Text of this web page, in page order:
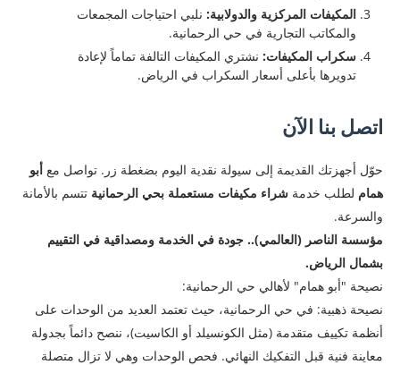
المكيفات المركزية والدولابية:نلبي احتياجات المجمعات
والمكاتب التجارية في حي الرحمانية.
سكراب المكيفات:نشتري المكيفات التالفة تماماً لإعادة
تدويرها بأعلى أسعار السكراب في الرياض.
​اتصل بنا الآن
​حوّل أجهزتك القديمة إلى سيولة نقدية اليوم بضغطة زر. تواصل مع أبو
همام لطلب خدمة شراء مكيفات مستعملة بحي الرحمانية تتسم بالأمانة
والسرعة.
مؤسسة الناصر (العالمي).. جودة في الخدمة ومصداقية في التقييم
بشمال الرياض.
نصيحة "أبو همام" لأهالي حي الرحمانية:
​نصيحة ذهبية: في حي الرحمانية، حيث تعتمد العديد من الوحدات على
أنظمة تكييف متقدمة (مثل الكونسيلد أو الكاسيت)، ننصح دائماً بجدولة
معاينة فنية قبل التفكيك النهائي. فحص الوحدات وهي لا تزال متصلة